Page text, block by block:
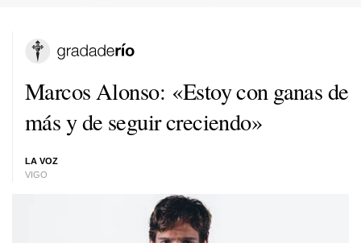
Marcos Alonso: «Estoy con ganas de
más y de seguir creciendo»
LA VOZ
VIGO